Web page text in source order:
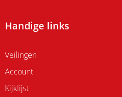
Handige links
Veilingen
Account
Kijklijst